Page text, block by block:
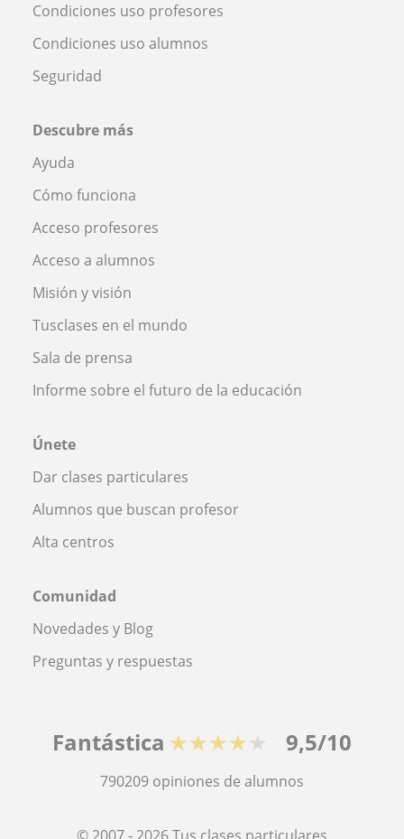
Condiciones uso profesores
Condiciones uso alumnos
Seguridad
Descubre más
Ayuda
Cómo funciona
Acceso profesores
Acceso a alumnos
Misión y visión
Tusclases en el mundo
Sala de prensa
Informe sobre el futuro de la educación
Únete
Dar clases particulares
Alumnos que buscan profesor
Alta centros
Comunidad
Novedades y Blog
Preguntas y respuestas
Fantástica ★★★★★ 9,5/10
790209 opiniones de alumnos